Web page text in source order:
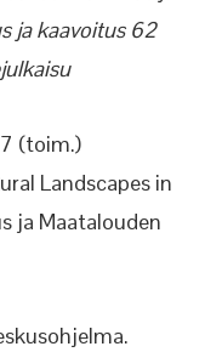
ja kaavoitus 62
(toim.)
Landscapes in
ja Maatalouden